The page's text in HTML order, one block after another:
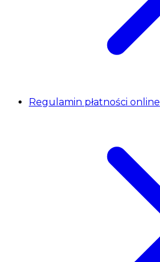
Regulamin płatności online